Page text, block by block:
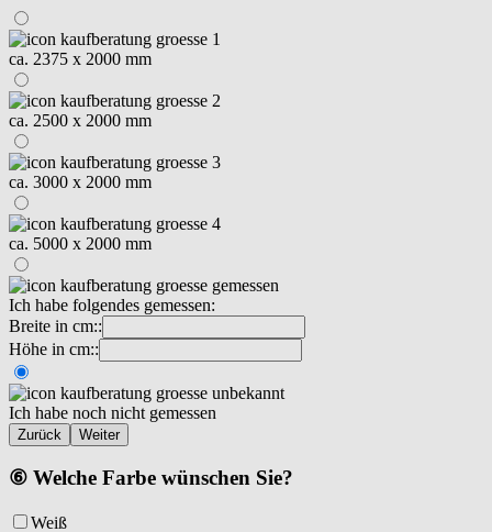
ca. 2375 x 2000 mm
ca. 2500 x 2000 mm
ca. 3000 x 2000 mm
ca. 5000 x 2000 mm
Ich habe folgendes gemessen:
Breite in cm::
Höhe in cm::
Ich habe noch nicht gemessen
Zurück Weiter
⑥ Welche Farbe wünschen Sie?
Weiß